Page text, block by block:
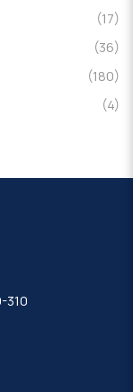
(17)
(36)
(180)
(4)
310